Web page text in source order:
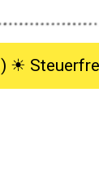
☀︎